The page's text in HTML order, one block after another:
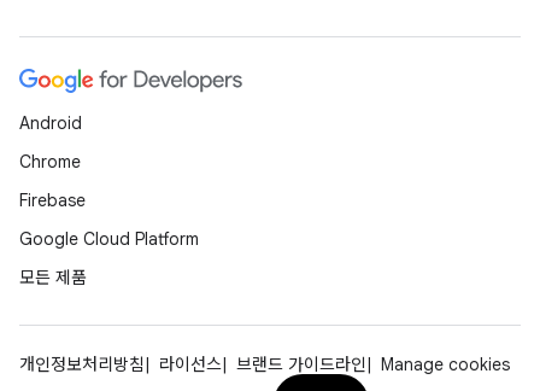
Android
Chrome
Firebase
Google Cloud Platform
모든 제품
개인정보처리방침 라이선스 브랜드 가이드라인 Manage cookies